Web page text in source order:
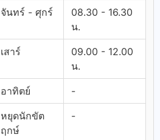
จันทร์ - ศุกร์
08.30 - 16.30
น.
เสาร์
09.00 - 12.00
น.
อาทิตย์ -
หยุดนักขัต
ฤกษ์
-